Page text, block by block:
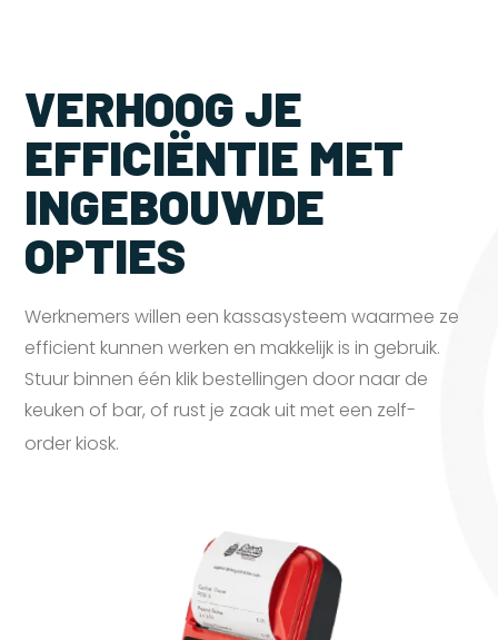
VERHOOG JE
EFFICIËNTIE MET
INGEBOUWDE
OPTIES
Werknemers willen een kassasysteem waarmee ze
efficient kunnen werken en makkelijk is in gebruik.
Stuur binnen één klik bestellingen door naar de
keuken of bar, of rust je zaak uit met een zelf-
order kiosk.